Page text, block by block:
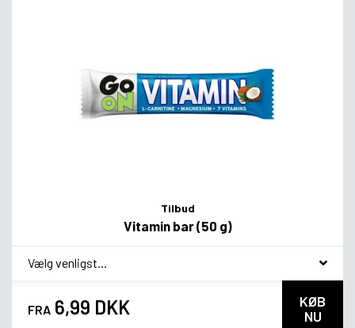
Tilbud
Vitamin bar (50 g)
* Smagsvariant
FRA 6,99 DKK
KØB
NU